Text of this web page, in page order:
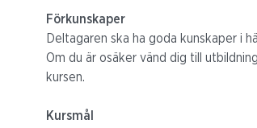
Förkunskaper
Deltagaren ska ha goda kunskaper i
Om du är osäker vänd dig till
kursen.
Kursmål